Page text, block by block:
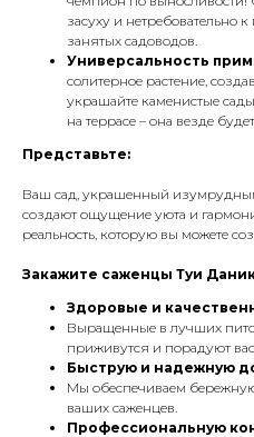
засуху и нетребовательно
занятых садоводов.
Универсальность
солитерное растение,
украшайте каменистые
на террасе – она везде
Представьте:
Ваш сад, украшенный
создают ощущение уюта и
реальность, которую вы можете
Закажите саженцы Туи
Здоровые и
Выращенные в лучших
приживутся и порадуют
Быструю и надежную
Мы обеспечиваем
ваших саженцев.
Профессиональную